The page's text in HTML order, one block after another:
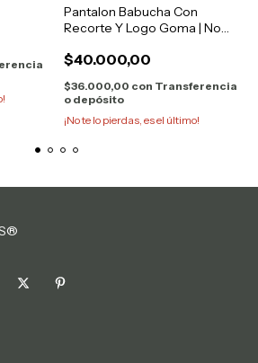
Pantalon Babucha Con
Recorte Y Logo Goma | No
$40.000,00
$36.000,00 con Transferencia
o depósito
¡No te lo pierdas, es el último!